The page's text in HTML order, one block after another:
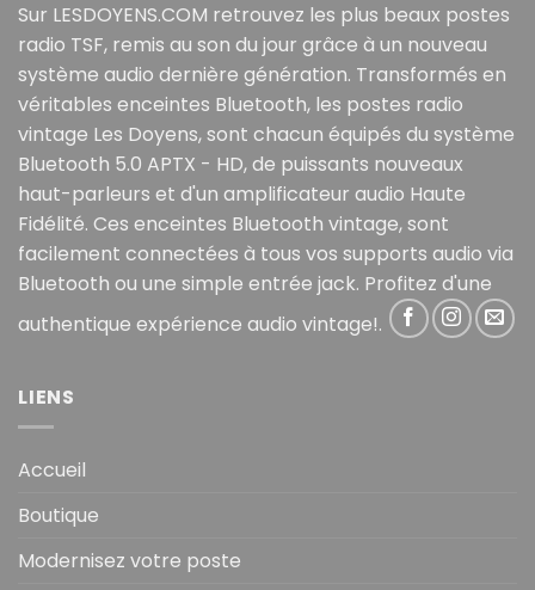
Sur LESDOYENS.COM retrouvez les plus beaux postes
radio TSF, remis au son du jour grâce à un nouveau
système audio dernière génération. Transformés en
véritables enceintes Bluetooth, les postes radio
vintage Les Doyens, sont chacun équipés du système
Bluetooth 5.0 APTX - HD, de puissants nouveaux
haut-parleurs et d'un amplificateur audio Haute
Fidélité. Ces enceintes Bluetooth vintage, sont
facilement connectées à tous vos supports audio via
Bluetooth ou une simple entrée jack. Profitez d'une
authentique expérience audio vintage!.
LIENS
Accueil
Boutique
Modernisez votre poste